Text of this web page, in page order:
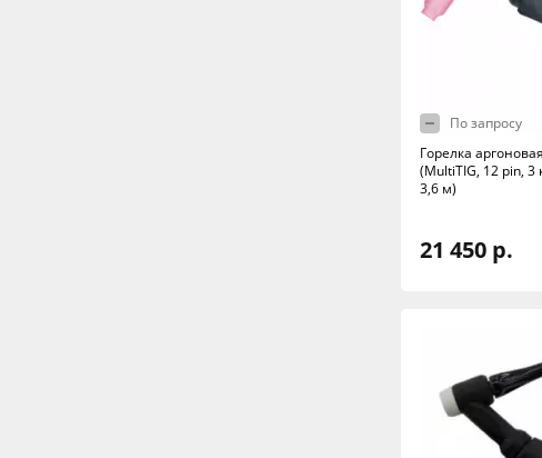
По запросу
Горелка
(MultiTIG, 12 pin, 3
3,6 м)
21 450 р.